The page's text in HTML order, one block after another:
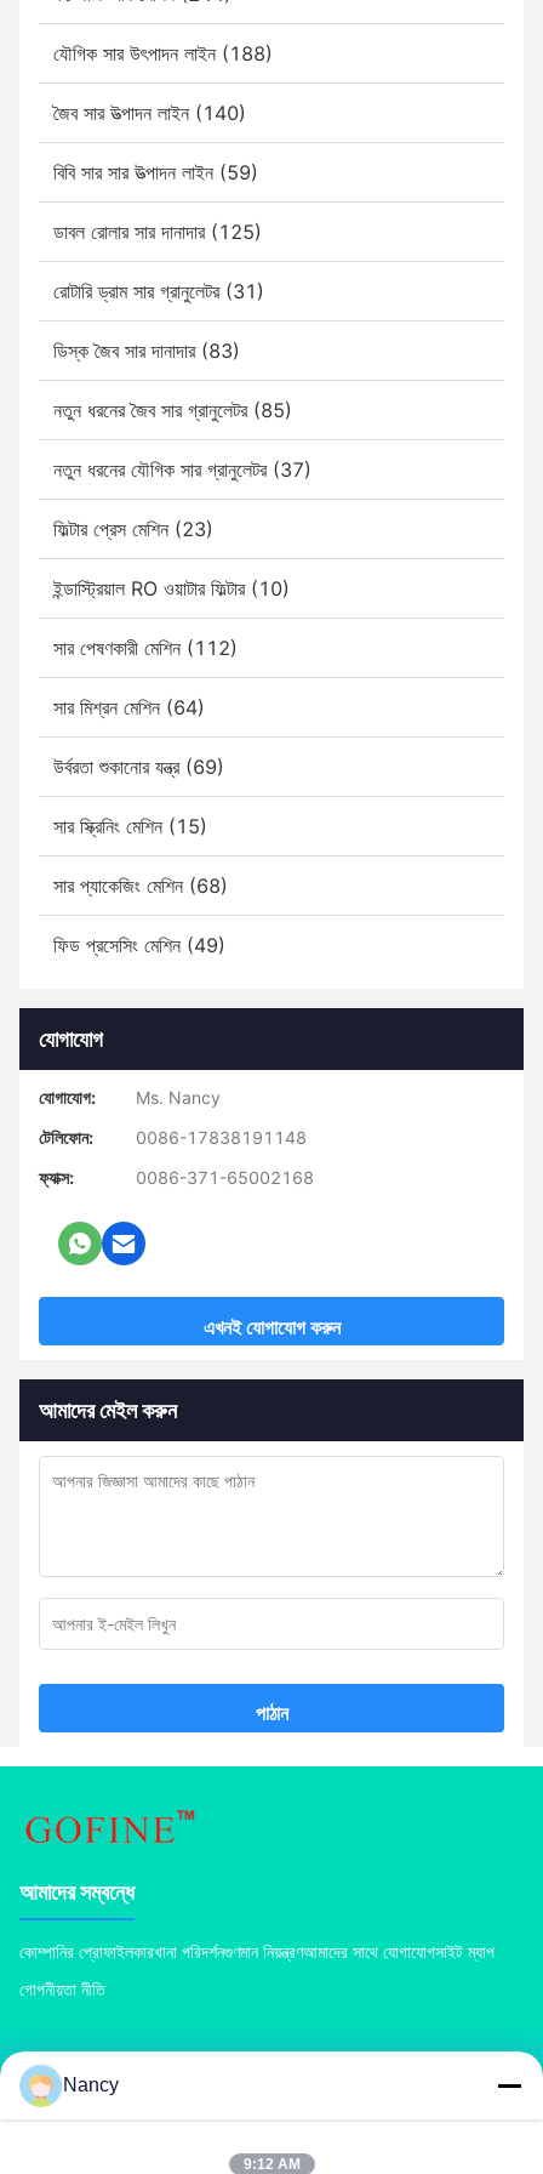
যৌগিক সার উৎপাদন লাইন (188)
জৈব সার উত্পাদন লাইন (140)
বিবি সার সার উত্পাদন লাইন (59)
ডাবল রোলার সার দানাদার (125)
রোটারি ড্রাম সার গ্রানুলেটর (31)
ডিস্ক জৈব সার দানাদার (83)
নতুন ধরনের জৈব সার গ্রানুলেটর (85)
নতুন ধরনের যৌগিক সার গ্রানুলেটর (37)
ফিল্টার প্রেস মেশিন (23)
ইন্ডাস্ট্রিয়াল RO ওয়াটার ফিল্টার (10)
সার পেষণকারী মেশিন (112)
সার মিশ্রন মেশিন (64)
উর্বরতা শুকানোর যন্ত্র (69)
সার স্ক্রিনিং মেশিন (15)
সার প্যাকেজিং মেশিন (68)
ফিড প্রসেসিং মেশিন (49)
যোগাযোগ
যোগাযোগ:
Ms. Nancy
টেলিফোন:
0086-17838191148
ফ্যাক্স:
0086-371-65002168
এখনই যোগাযোগ করুন
আমাদের মেইল করুন
পাঠান
আমাদের সম্বন্ধে
কোম্পানির প্রোফাইলকারখানা পরিদর্শনগুণমান নিয়ন্ত্রণআমাদের সাথে যোগাযোগসাইট ম্যাপ
গোপনীয়তা নীতি
পণ্য
কম্পোস্ট সার মেশিনযৌগিক সার উৎপাদন লাইনজৈব সার উত্পাদন লাইন
ডাবল রোলার সার দানাদার রোটারি ড্রাম সার গ্রানুলেটর
Nancy
9:12 AM